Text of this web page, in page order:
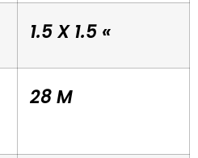
1.5 X 1.5 «
28 M